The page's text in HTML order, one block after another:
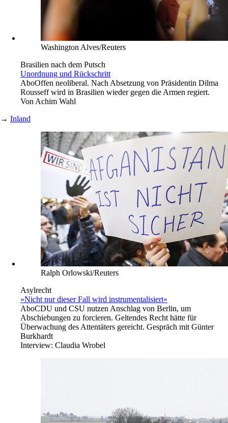
Washington Alves/Reuters
Brasilien nach dem Putsch
Unordnung und Rückschritt
AboOffen neoliberal. Nach Absetzung von Präsidentin Dilma
Rousseff wird in Brasilien wieder gegen die Armen regiert.
Von Achim Wahl
→ Inland
Ralph Orlowski/Reuters
Asylrecht
»Nicht nur dieser Fall wird instrumentalisiert«
AboCDU und CSU nutzen Anschlag von Berlin, um
Abschiebungen zu forcieren. Geltendes Recht hätte für
Überwachung des Attentäters gereicht. Gespräch mit Günter
Burkhardt
Interview: Claudia Wrobel